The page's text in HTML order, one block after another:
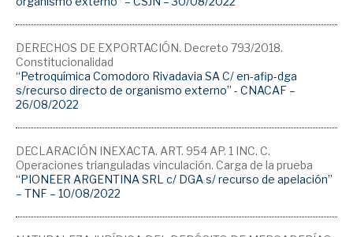
DERECHOS DE EXPORTACIÓN. Decreto 793/2018.
Constitucionalidad
“Petroquímica Comodoro Rivadavia SA C/ en-afip-dga
s/recurso directo de organismo externo” - CNACAF –
26/08/2022
DECLARACIÓN INEXACTA. ART. 954 AP. 1 INC. C.
Operaciones trianguladas vinculación. Carga de la prueba
“PIONEER ARGENTINA SRL c/ DGA s/ recurso de apelación”
– TNF – 10/08/2022